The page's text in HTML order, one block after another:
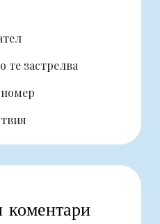
те застрелва